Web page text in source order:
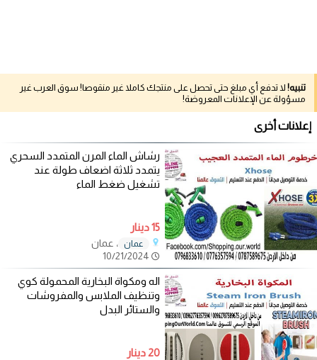
تنبيه! لا تدفع أي مبلغ حتى تحصل على منتجك كاملا غير منقوصا! سوق العرب غير
مسؤولة عن الإعلانات المعروضة!
إعلانات أخرى
رشاش الماء المرن المتمدد السحري
يتمدد ثلاثة اضعاف طولة عند
تشغيل ضغط الماء
15 دينار
عمان ، عمان
اله ومكواة البخارية المحمولة كوي
وتنظيف الملابس والمفروشات
والستائر البدل
20 دينار